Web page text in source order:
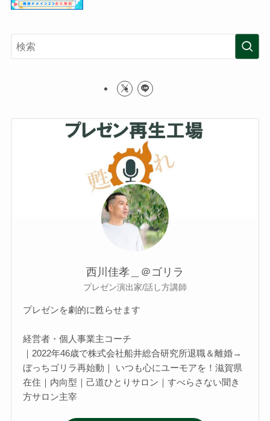
西川佳孝＿＠ゴリラ
プレゼン演出家/話し方講師
プレゼンを劇的に甦らせます
経営者・個人事業主コーチ
｜2022年46歳で株式会社船井総合研究所退職＆離婚→
ぼっちゴリラ再始動｜ いつも心にユーモアを！滋賀県
在住｜内向型｜己道ひとりサロン｜すべらさない聞き
方サロン主宰